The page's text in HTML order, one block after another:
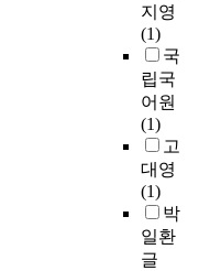
지영
(1)
국
립국
어원
(1)
고
대영
(1)
박
일환
글